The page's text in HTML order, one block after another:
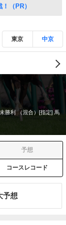
（PR）
東京 中京
未勝利 （混合）[指定] 馬
予想
コースレコード
予想